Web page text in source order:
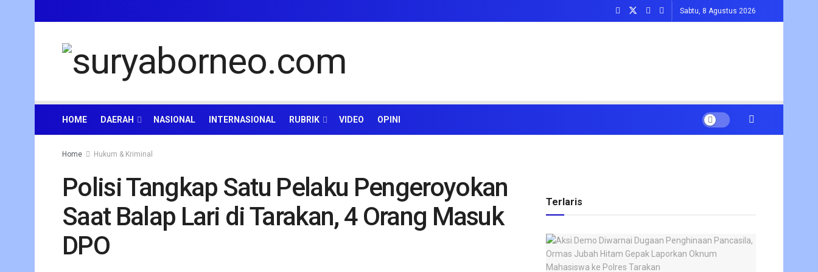
Sabtu, 8 Agustus 2026
HOME DAERAH NASIONAL INTERNASIONAL RUBRIK VIDEO OPINI
Home Hukum & Kriminal
Polisi Tangkap Satu Pelaku Pengeroyokan
Saat Balap Lari di Tarakan, 4 Orang Masuk
DPO
Terlaris